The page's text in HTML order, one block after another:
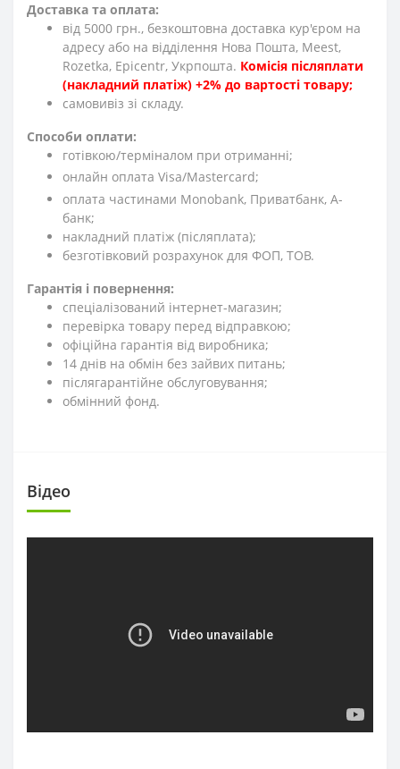
Доставка та оплата:
від 5000 грн., безкоштовна доставка кур'єром на
адресу або на відділення Нова Пошта, Meest,
Rozetka, Epicentr, Укрпошта. Комісія післяплати
(накладний платіж) +2% до вартості товару;
cамовивіз зі складу.
Способи оплати:
готівкою/терміналом при отриманні;
онлайн оплата Visa/Mastercard;
оплата частинами Monobank, Приватбанк, А-
банк;
накладний платіж (післяплата);
безготівковий розрахунок для ФОП, ТОВ.
Гарантія і повернення:
спеціалізований інтернет-магазин;
перевірка товару перед відправкою;
офіційна гарантія від виробника;
14 днів на обмін без зайвих питань;
післягарантійне обслуговування;
обмінний фонд.
Вiдео